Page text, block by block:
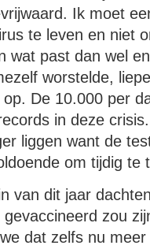
Ik moet
te leven en niet
wat past dan wel
worstelde,
De 10.000 per
in deze
liggen want de
om tijdig te
van dit jaar
gevaccineerd zou
dat zelfs nu